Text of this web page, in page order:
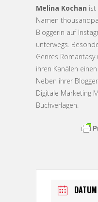
Melina Kochan ist
Namen
Bloggerin auf
unterwegs.
Genres
ihren Kanälen
Neben ihrer
Digitale Marketing
Buchverlagen.
DATUM